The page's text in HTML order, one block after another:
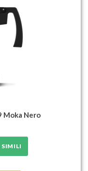
Moka Nero